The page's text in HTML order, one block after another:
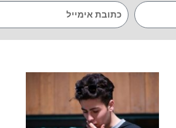
EMAIL